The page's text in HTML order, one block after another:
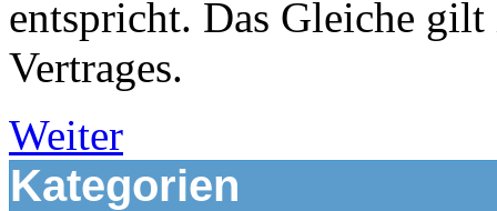
entspricht. Das Gleiche
Vertrages.
Weiter
Kategorien